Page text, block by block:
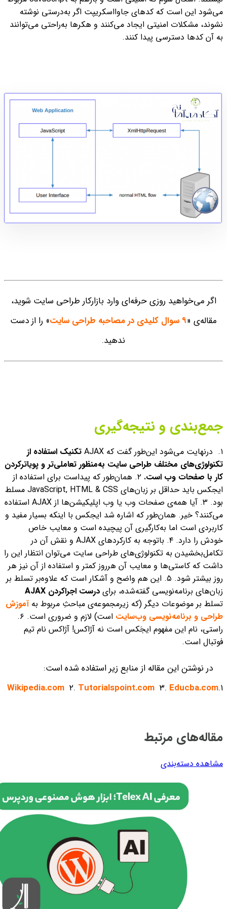
می‌شود این است که کدهای جاوااسکریپت اگر به‌درستی نوشته
نشوند، مشکلات امنیتی ایجاد می‌کنند و هکرها به‌راحتی می‌توانند
به آن کدها دسترسی پیدا کنند.
اگر می‌خواهید روزی حرفه‌ای وارد بازارکار طراحی سایت شوید،
مقاله‌ی «۹ سوال کلیدی در مصاحبه‌ طراحی سایت
» را از دست
ندهید.
جمع‌بندی و نتیجه‌گیری
۱. درنهایت می‌شود این‌طور گفت که AJAX
تکنیک استفاده از
تکنولوژی‌های مختلف طراحی سایت به‌منظور تعاملی‌تر و پویا‌ترکردن
کار با صفحات وب‌ است.
۲. همان‌طور که پیداست برای استفاده از
ایجکس باید حداقل بر زبان‌های
JavaScript, HTML & CSS مسلط
بود.
۳. آیا همه‌ی صفحات وب یا وب‌ اپلیکیشن‌ها از AJAX استفاده
می‌کنند؟ خیر. همان‌طور که اشاره شد ایجکس با اینکه بسیار مفید و
کاربردی است اما به‌کارگیری آن پیچیده است و معایب خاص
خودش را دارد.
۴. باتوجه به کارکردهای AJAX و نقش آن در
تکامل‌بخشیدن به تکنولوژی‌های طراحی سایت می‌توان انتظار این را
داشت که کاستی‌ها و معایب آن هرروز کمتر و استفاده از آن نیز هر
روز بیشتر شود.
۵. این هم واضح و آشکار است که علاوه‌بر تسلط بر
زبان‌های برنامه‌نویسی گفته‌شده، برای درست اجرا‌کردن AJAX
تسلط بر موضوعات دیگر (که زیرمجموعه‌ی مباحثِ مربوط بهآموزش‌
طراحی و برنامه‌نویسی ‌وب‌سایت است) لازم و ضروری است.
۶.
راستی، نام این مفهوم ایجَکس است نه آژاکس! آژاکس نام تیم
فوتبال است.
در نوشتن این مقاله از منابع زیر استفاده شده است:
۱.
Wikipedia.com ۲. Tutorialspoint.com ۳. Educba.com
مقاله‌های مرتبط
مشاهده دسته‌بندی